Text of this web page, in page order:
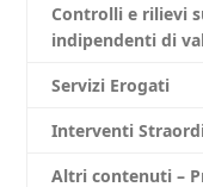
Controlli e rilievi
indipendenti di
Servizi Erogati
Interventi
Altri contenuti –